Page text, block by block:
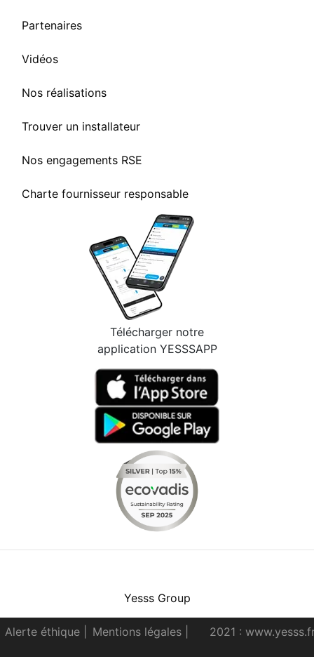
Partenaires
Vidéos
Nos réalisations
Trouver un installateur
Nos engagements RSE
Charte fournisseur responsable
Télécharger notre
application YESSSAPP
Yesss Group
Alerte éthique Mentions légales 2021 :